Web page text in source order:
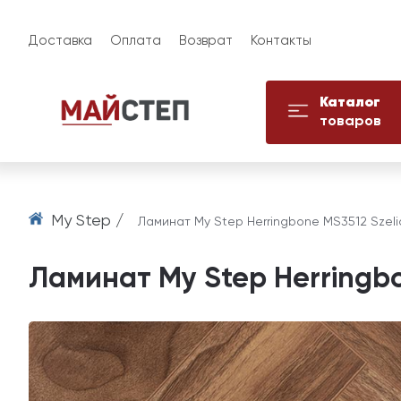
Доставка Оплата Возврат Контакты
Каталог
товаров
My Step / Ламинат My Step Herringbone MS3512
Ламинат My Step